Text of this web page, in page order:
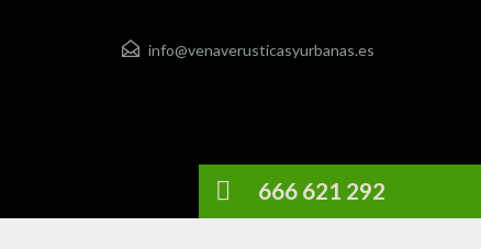
info@venaverusticasyurbanas.es
666 621 292